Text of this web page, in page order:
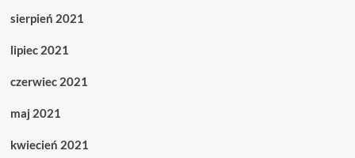
sierpień 2021
lipiec 2021
czerwiec 2021
maj 2021
kwiecień 2021